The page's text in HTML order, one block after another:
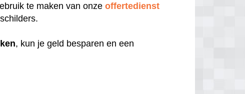
te maken van onzeoffertedienst
, kun je geld besparen en een